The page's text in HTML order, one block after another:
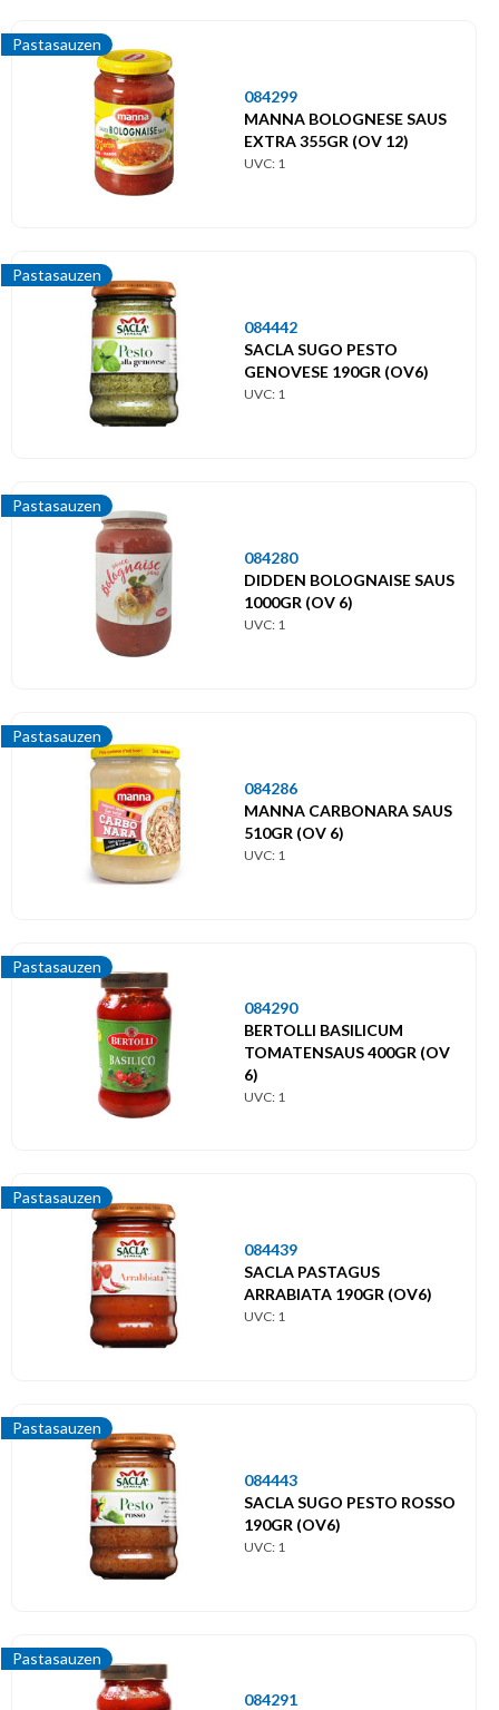
Pastasauzen
084299
MANNA BOLOGNESE SAUS
EXTRA 355GR (OV 12)
UVC: 1
Pastasauzen
084442
SACLA SUGO PESTO
GENOVESE 190GR (OV6)
UVC: 1
Pastasauzen
084280
DIDDEN BOLOGNAISE SAUS
1000GR (OV 6)
UVC: 1
Pastasauzen
084286
MANNA CARBONARA SAUS
510GR (OV 6)
UVC: 1
Pastasauzen
084290
BERTOLLI BASILICUM
TOMATENSAUS 400GR (OV
6)
UVC: 1
Pastasauzen
084439
SACLA PASTAGUS
ARRABIATA 190GR (OV6)
UVC: 1
Pastasauzen
084443
SACLA SUGO PESTO ROSSO
190GR (OV6)
UVC: 1
Pastasauzen
084291